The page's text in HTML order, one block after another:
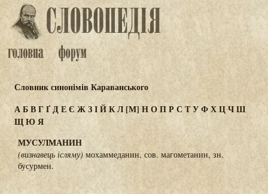
Словник синонімів Караванського
АБВГҐДЕЄ ЖЗІЙКЛ[М] НОПР С ТУФХЦЧШ
ЩЮ Я
МУСУЛМАНИН
(визнавець ісляму) мохаммеданин, сов. магометанин, зн.
бусурмен.